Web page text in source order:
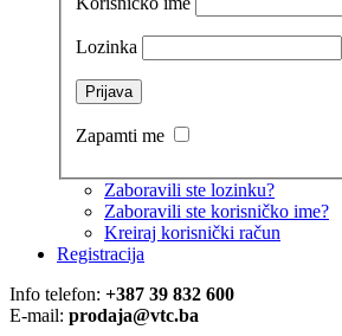
Lozinka
Zapamti me
Zaboravili ste lozinku?
Zaboravili ste korisničko ime?
Kreiraj korisnički račun
Registracija
Info telefon: +387 39 832 600
E-mail: prodaja@vtc.ba